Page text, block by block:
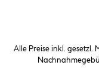
Alle Preise inkl. gesetzl.